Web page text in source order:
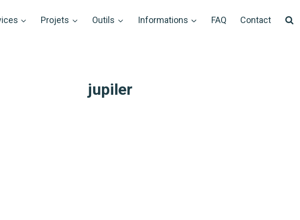
Projets Outils Informations FAQ Contact
jupiler